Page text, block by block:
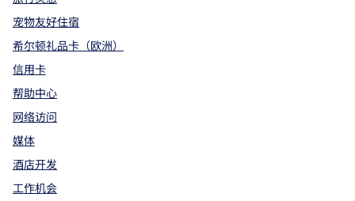
宠物友好住宿
希尔顿礼品卡（欧洲）
信用卡
帮助中心
网络访问
媒体
酒店开发
工作机会